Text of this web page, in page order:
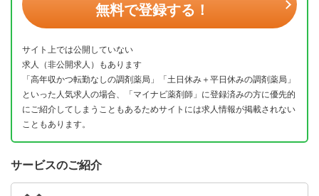
無料で登録する！
サイト上では公開していない
求人（非公開求人）もあります
「高年収かつ転勤なしの調剤薬局」「土日休み＋平日休みの調剤薬局」
といった人気求人の場合、「マイナビ薬剤師」に登録済みの方に優先的
にご紹介してしまうこともあるためサイトには求人情報が掲載されない
こともあります。
サービスのご紹介